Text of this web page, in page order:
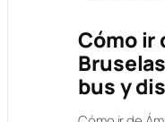
Cómo ir
bus y